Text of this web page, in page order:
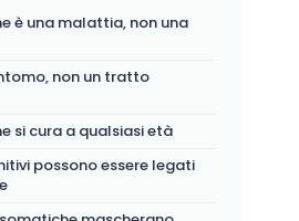
è una malattia, non una
non un tratto
si cura a qualsiasi età
possono essere legati